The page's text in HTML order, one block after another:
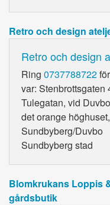
Retro och design
Retro och design
Ring 0737788722
var: Stenbrottsgaten
Tulegatan, vid
det orange
Sundbyberg/Duvbo
Sundbyberg stad
Blomkrukans Loppis
gårdsbutik